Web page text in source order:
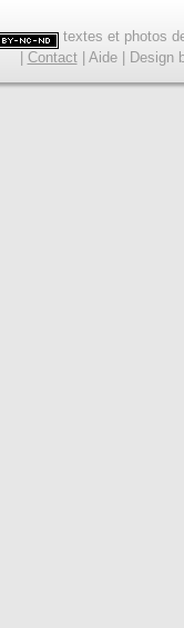
textes et photos
Contact| Aide| Design